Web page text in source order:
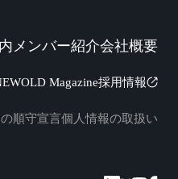
メンバー紹介会社概要
Magazine採用情報
順守宣言個人情報の取扱い